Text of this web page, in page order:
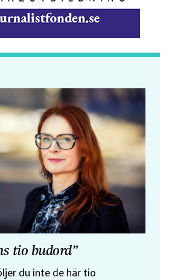
tio budord”
du inte de här tio